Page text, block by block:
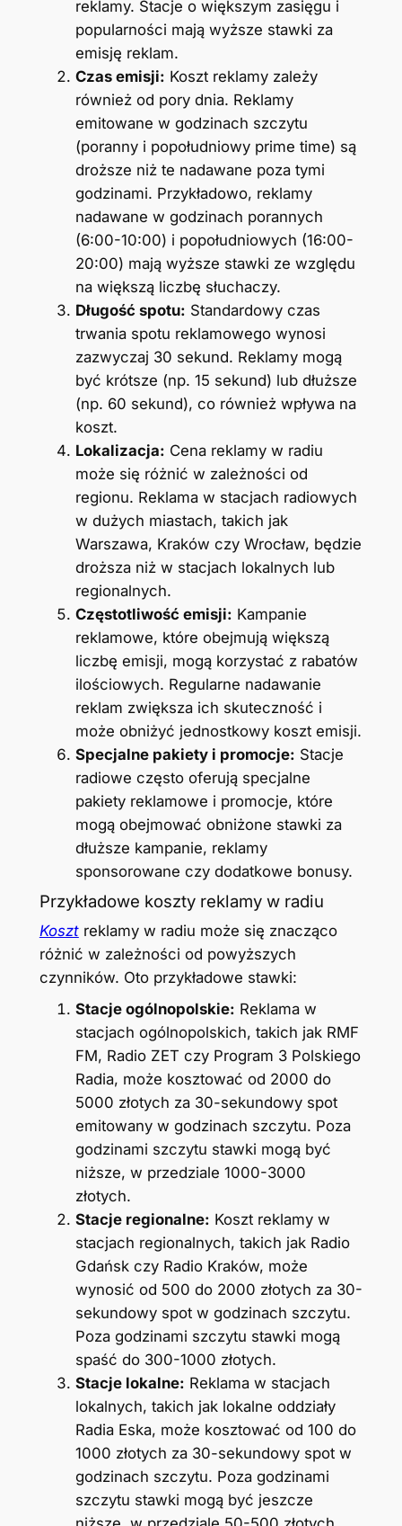
reklamy. Stacje o większym zasięgu i
popularności mają wyższe stawki za
emisję reklam.
Czas emisji: Koszt reklamy zależy
również od pory dnia. Reklamy
emitowane w godzinach szczytu
(poranny i popołudniowy prime time) są
droższe niż te nadawane poza tymi
godzinami. Przykładowo, reklamy
nadawane w godzinach porannych
(6:00-10:00) i popołudniowych (16:00-
20:00) mają wyższe stawki ze względu
na większą liczbę słuchaczy.
Długość spotu: Standardowy czas
trwania spotu reklamowego wynosi
zazwyczaj 30 sekund. Reklamy mogą
być krótsze (np. 15 sekund) lub dłuższe
(np. 60 sekund), co również wpływa na
koszt.
Lokalizacja: Cena reklamy w radiu
może się różnić w zależności od
regionu. Reklama w stacjach radiowych
w dużych miastach, takich jak
Warszawa, Kraków czy Wrocław, będzie
droższa niż w stacjach lokalnych lub
regionalnych.
Częstotliwość emisji: Kampanie
reklamowe, które obejmują większą
liczbę emisji, mogą korzystać z rabatów
ilościowych. Regularne nadawanie
reklam zwiększa ich skuteczność i
może obniżyć jednostkowy koszt emisji.
Specjalne pakiety i promocje: Stacje
radiowe często oferują specjalne
pakiety reklamowe i promocje, które
mogą obejmować obniżone stawki za
dłuższe kampanie, reklamy
sponsorowane czy dodatkowe bonusy.
Przykładowe koszty reklamy w radiu
Kosztreklamy w radiu może się znacząco
różnić w zależności od powyższych
czynników. Oto przykładowe stawki:
Stacje ogólnopolskie: Reklama w
stacjach ogólnopolskich, takich jak RMF
FM, Radio ZET czy Program 3 Polskiego
Radia, może kosztować od 2000 do
5000 złotych za 30-sekundowy spot
emitowany w godzinach szczytu. Poza
godzinami szczytu stawki mogą być
niższe, w przedziale 1000-3000
złotych.
Stacje regionalne: Koszt reklamy w
stacjach regionalnych, takich jak Radio
Gdańsk czy Radio Kraków, może
wynosić od 500 do 2000 złotych za 30-
sekundowy spot w godzinach szczytu.
Poza godzinami szczytu stawki mogą
spaść do 300-1000 złotych.
Stacje lokalne: Reklama w stacjach
lokalnych, takich jak lokalne oddziały
Radia Eska, może kosztować od 100 do
1000 złotych za 30-sekundowy spot w
godzinach szczytu. Poza godzinami
szczytu stawki mogą być jeszcze